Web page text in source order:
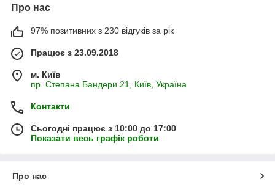
Про нас
97% позитивних з 230 відгуків за рік
Працює з 23.09.2018
м. Київ
пр. Степана Бандери 21, Київ, Україна
Контакти
Сьогодні працює з 10:00 до 17:00
Показати весь графік роботи
Про нас